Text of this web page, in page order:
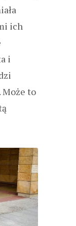
ich
i
Może to